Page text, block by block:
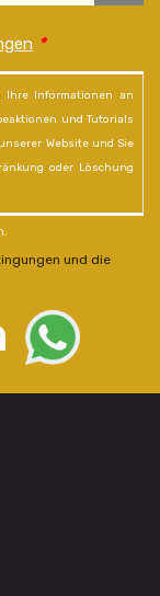
*
Ihre Informationen an
und Tutorials
Website und Sie
oder Löschung
und die